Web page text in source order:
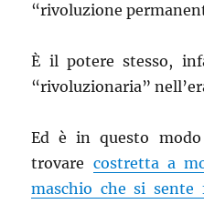
“rivoluzione
È il potere stesso,
“rivoluzionaria”
Ed è in questo
trovare costretta a
maschio che si sente